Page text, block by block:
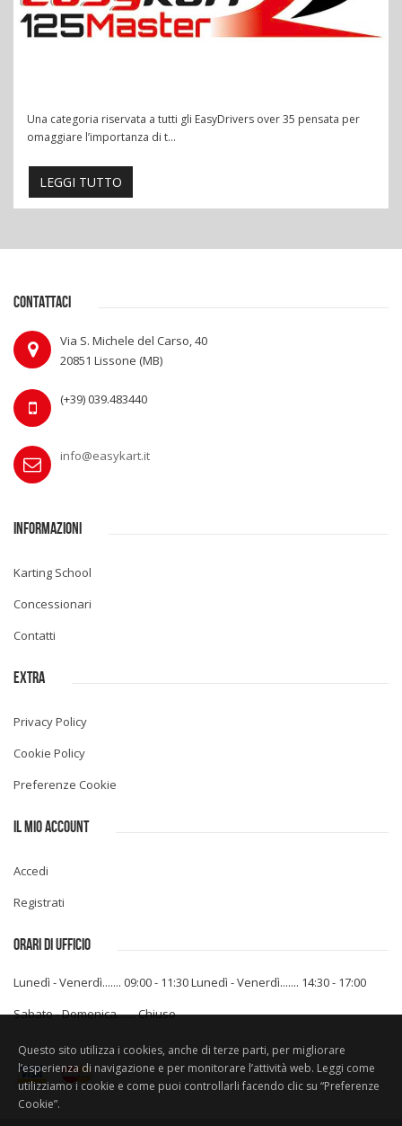
Una categoria riservata a tutti gli EasyDrivers over 35 pensata per
omaggiare l’importanza di t...
LEGGI TUTTO
CONTATTACI
Via S. Michele del Carso, 40
20851 Lissone (MB)
(+39) 039.483440
info@easykart.it
INFORMAZIONI
Karting School
Concessionari
Contatti
EXTRA
Privacy Policy
Cookie Policy
Preferenze Cookie
IL MIO ACCOUNT
Accedi
Registrati
ORARI DI UFFICIO
Lunedì - Venerdì....... 09:00 - 11:30Lunedì - Venerdì....... 14:30 - 17:00
Sabato - Domenica....... Chiuso
Questo sito utilizza i cookies, anche di terze parti, per migliorare
l’esperienza di navigazione e per monitorare l’attività web. Leggi come
utilizziamo i cookie e come puoi controllarli facendo clic su “Preferenze
Cookie”.